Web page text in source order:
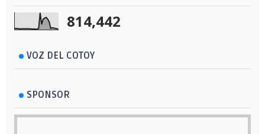
814,442
VOZ DEL COTOY
SPONSOR